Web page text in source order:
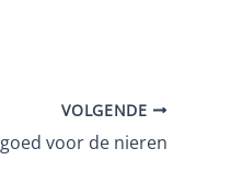
VOLGENDE
goed voor de nieren